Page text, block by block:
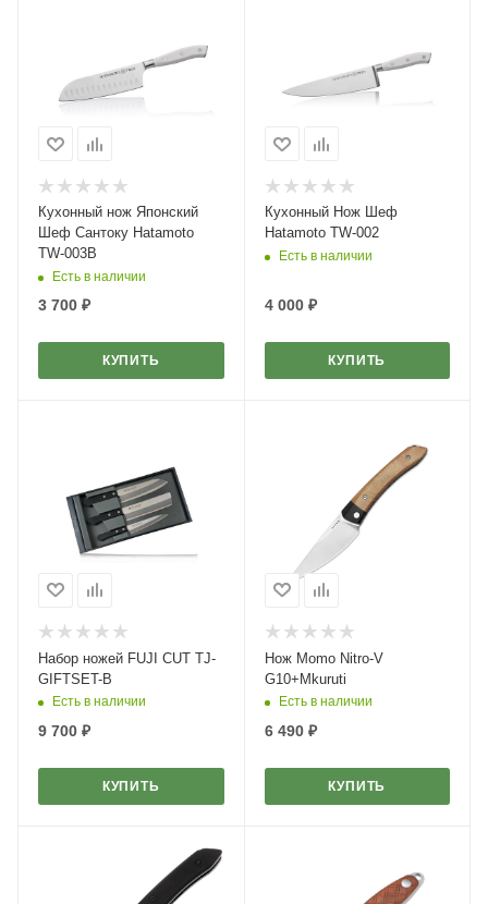
Кухонный нож Японский
Шеф Сантоку Hatamoto
TW-003B
Есть в наличии
3 700 ₽
КУПИТЬ
Кухонный Нож Шеф
Hatamoto TW-002
Есть в наличии
4 000₽
КУПИТЬ
Набор ножей FUJI CUT TJ-
GIFTSET-B
Есть в наличии
9 700 ₽
КУПИТЬ
Нож Momo Nitro-V
G10+Mkuruti
Есть в наличии
6 490₽
КУПИТЬ